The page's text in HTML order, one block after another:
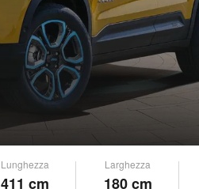
Lunghezza
411 cm
Larghezza
180 cm